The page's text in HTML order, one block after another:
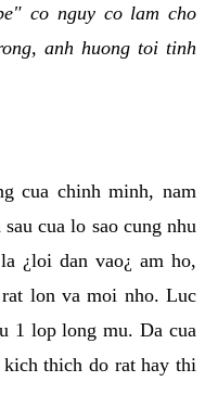
co nguy co lam cho
anh huong toi tinh
cua chinh minh, nam
cua lo sao cung nhu
¿loi dan vao¿ am ho,
lon va moi nho. Luc
1 lop long mu. Da cua
thich do rat hay thi